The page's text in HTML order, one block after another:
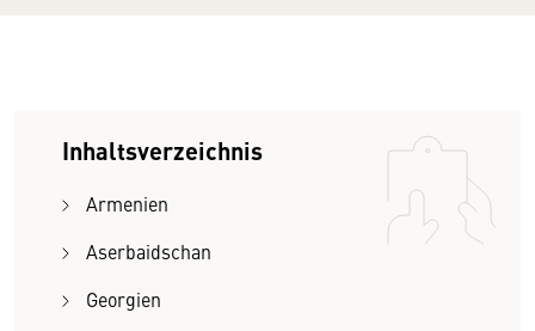
Inhaltsverzeichnis
Armenien
Aserbaidschan
Georgien